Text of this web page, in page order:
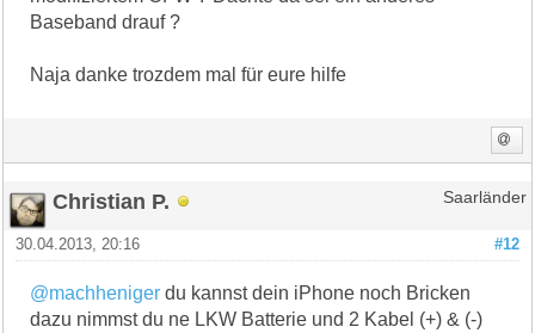
Baseband drauf ?
Naja danke trozdem mal für eure hilfe
Christian P. Saarländer
#12
30.04.2013, 20:16
@machheniger du kannst dein iPhone noch Bricken
dazu nimmst du ne LKW Batterie und 2 Kabel (+) & (-)